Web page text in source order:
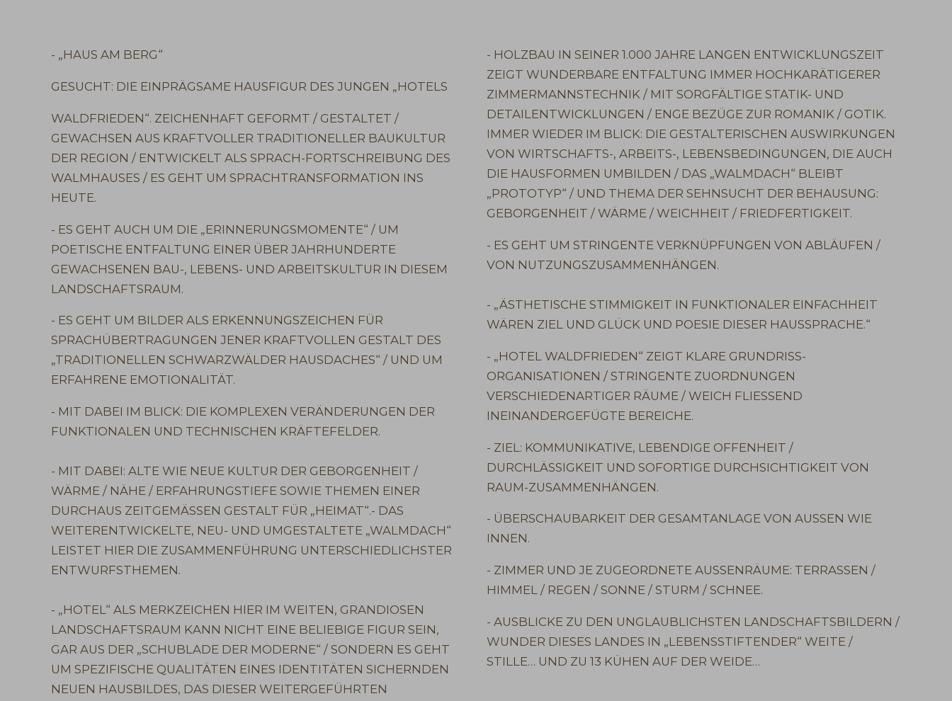
- „HAUS AM BERG“
GESUCHT: DIE EINPRÄGSAME HAUSFIGUR DES JUNGEN „HOTELS
WALDFRIEDEN“. ZEICHENHAFT GEFORMT / GESTALTET /
GEWACHSEN AUS KRAFTVOLLER TRADITIONELLER BAUKULTUR
DER REGION / ENTWICKELT ALS SPRACH-FORTSCHREIBUNG DES
WALMHAUSES / ES GEHT UM SPRACHTRANSFORMATION INS
HEUTE.
- ES GEHT AUCH UM DIE „ERINNERUNGSMOMENTE“ / UM
POETISCHE ENTFALTUNG EINER ÜBER JAHRHUNDERTE
GEWACHSENEN BAU-, LEBENS- UND ARBEITSKULTUR IN DIESEM
LANDSCHAFTSRAUM.
- ES GEHT UM BILDER ALS ERKENNUNGSZEICHEN FÜR
SPRACHÜBERTRAGUNGEN JENER KRAFTVOLLEN GESTALT DES
„TRADITIONELLEN SCHWARZWÄLDER HAUSDACHES“ / UND UM
ERFAHRENE EMOTIONALITÄT.
- MIT DABEI IM BLICK: DIE KOMPLEXEN VERÄNDERUNGEN DER
FUNKTIONALEN UND TECHNISCHEN KRÄFTEFELDER.
- MIT DABEI: ALTE WIE NEUE KULTUR DER GEBORGENHEIT /
WÄRME / NÄHE / ERFAHRUNGSTIEFE SOWIE THEMEN EINER
DURCHAUS ZEITGEMÄSSEN GESTALT FÜR „HEIMAT“.- DAS
WEITERENTWICKELTE, NEU- UND UMGESTALTETE „WALMDACH“
LEISTET HIER DIE ZUSAMMENFÜHRUNG UNTERSCHIEDLICHSTER
ENTWURFSTHEMEN.
- „HOTEL“ ALS MERKZEICHEN HIER IM WEITEN, GRANDIOSEN
LANDSCHAFTSRAUM KANN NICHT EINE BELIEBIGE FIGUR SEIN,
GAR AUS DER „SCHUBLADE DER MODERNE“ / SONDERN ES GEHT
UM SPEZIFISCHE QUALITÄTEN EINES IDENTITÄTEN SICHERNDEN
NEUEN HAUSBILDES, DAS DIESER WEITERGEFÜHRTEN
- HOLZBAU IN SEINER 1.000 JAHRE LANGEN ENTWICKLUNGSZEIT
ZEIGT WUNDERBARE ENTFALTUNG IMMER HOCHKARÄTIGERER
ZIMMERMANNSTECHNIK / MIT SORGFÄLTIGE STATIK- UND
DETAILENTWICKLUNGEN / ENGE BEZÜGE ZUR ROMANIK / GOTIK.
IMMER WIEDER IM BLICK: DIE GESTALTERISCHEN AUSWIRKUNGEN
VON WIRTSCHAFTS-, ARBEITS-, LEBENSBEDINGUNGEN, DIE AUCH
DIE HAUSFORMEN UMBILDEN / DAS „WALMDACH“ BLEIBT
„PROTOTYP“ / UND THEMA DER SEHNSUCHT DER BEHAUSUNG:
GEBORGENHEIT / WÄRME / WEICHHEIT / FRIEDFERTIGKEIT.
- ES GEHT UM STRINGENTE VERKNÜPFUNGEN VON ABLÄUFEN /
VON NUTZUNGSZUSAMMENHÄNGEN.
- „ÄSTHETISCHE STIMMIGKEIT IN FUNKTIONALER EINFACHHEIT
WÄREN ZIEL UND GLÜCK UND POESIE DIESER HAUSSPRACHE.“
- „HOTEL WALDFRIEDEN“ ZEIGT KLARE GRUNDRISS-
ORGANISATIONEN / STRINGENTE ZUORDNUNGEN
VERSCHIEDENARTIGER RÄUME / WEICH FLIESSEND
INEINANDERGEFÜGTE BEREICHE.
- ZIEL: KOMMUNIKATIVE, LEBENDIGE OFFENHEIT /
DURCHLÄSSIGKEIT UND SOFORTIGE DURCHSICHTIGKEIT VON
RAUM-ZUSAMMENHÄNGEN.
- ÜBERSCHAUBARKEIT DER GESAMTANLAGE VON AUSSEN WIE
INNEN.
- ZIMMER UND JE ZUGEORDNETE AUSSENRÄUME: TERRASSEN /
HIMMEL / REGEN / SONNE / STURM / SCHNEE.
- AUSBLICKE ZU DEN UNGLAUBLICHSTEN LANDSCHAFTSBILDERN /
WUNDER DIESES LANDES IN „LEBENSSTIFTENDER“ WEITE /
STILLE… UND ZU 13 KÜHEN AUF DER WEIDE…